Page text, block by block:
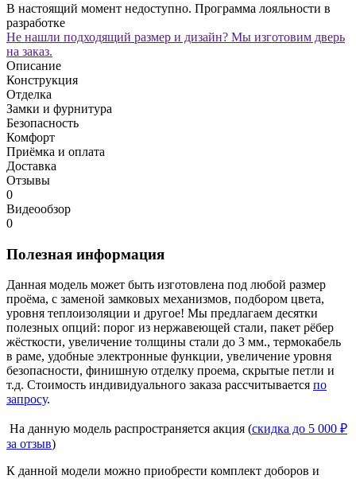
В настоящий момент недоступно. Программа лояльности в
разработке
Не нашли подходящий размер и дизайн? Мы изготовим дверь
на заказ.
Описание
Конструкция
Отделка
Замки и фурнитура
Безопасность
Комфорт
Приёмка и оплата
Доставка
Отзывы
0
Видеообзор
0
Полезная информация
Данная модель может быть изготовлена под любой размер
проёма, с заменой замковых механизмов, подбором цвета,
уровня теплоизоляции и другое! Мы предлагаем десятки
полезных опций: порог из нержавеющей стали, пакет рёбер
жёсткости, увеличение толщины стали до 3 мм., термокабель
в раме, удобные электронные функции, увеличение уровня
безопасности, финишную отделку проема, скрытые петли и
т.д. Стоимость индивидуального заказа рассчитывается по
запросу.
На данную модель распространяется акция (скидка до 5 000 ₽
за отзыв)
К данной модели можно приобрести комплект доборов и